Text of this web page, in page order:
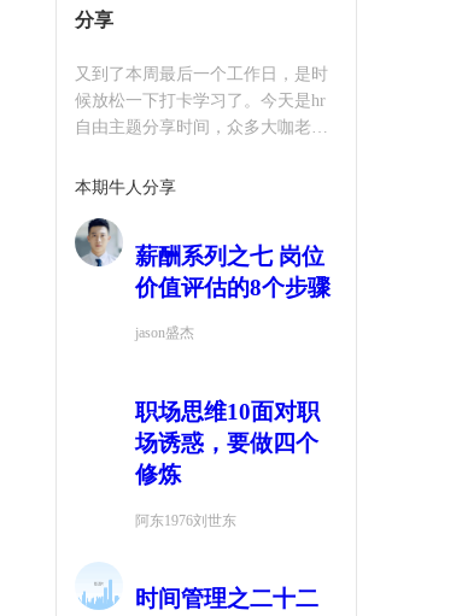
分享
又到了本周最后一个工作日，是时
候放松一下打卡学习了。今天是hr
自由主题分享时间，众多大咖老师
得体会。期待各位同学参与讨论，
本期牛人分享
薪酬系列之七 岗位
价值评估的8个步骤
jason盛杰
职场思维10面对职
场诱惑，要做四个
修炼
阿东1976刘世东
时间管理之二十二